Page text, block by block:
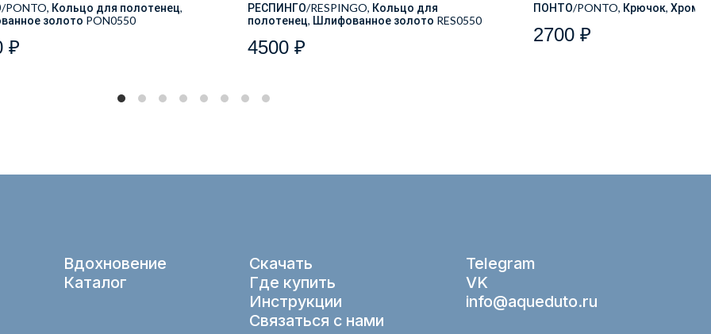
Кольцо для полотенец,
золото PON0550
₽
РЕСПИНГО/RESPINGO, Кольцо для
полотенец, Шлифованное золото RES0550
4500 ₽
ПОНТО/PONTO, Крючок, Хром
2700 ₽
Вдохновение
Каталог
Скачать
Где купить
Инструкции
Связаться с нами
Telegram
VK
info@aqueduto.ru